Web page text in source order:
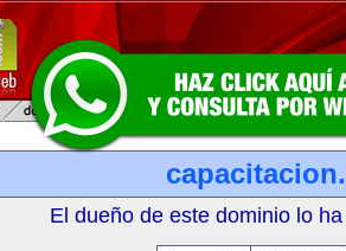
El dueño de este dominio lo